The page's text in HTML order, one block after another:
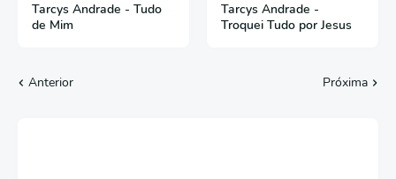
Tarcys Andrade - Tudo
de Mim
Tarcys Andrade -
Troquei Tudo por Jesus
Anterior Próxima